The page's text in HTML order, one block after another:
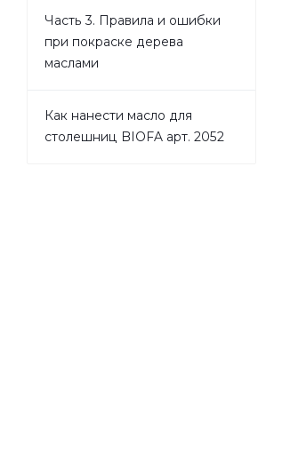
Часть 3. Правила и ошибки
при покраске дерева
маслами
Как нанести масло для
столешниц BIOFA арт. 2052